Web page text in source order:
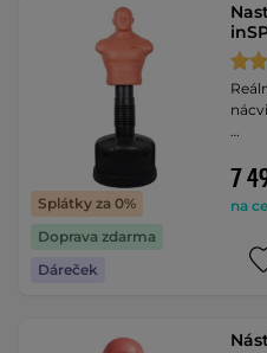
Splátky za 0%
Doprava zdarma
Dáreček
…
7
na